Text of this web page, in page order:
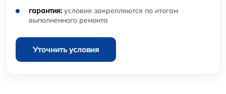
гарантия: условия закрепляются по итогам
выполненного ремонта
Уточнить условия